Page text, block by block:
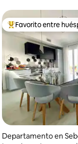
promedio: 5 de 5;
De los mejores en
Favorito entre
Departamento en